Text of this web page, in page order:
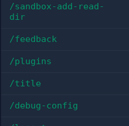
/sandbox-add-read-
dir
/feedback
/plugins
/title
/debug-config